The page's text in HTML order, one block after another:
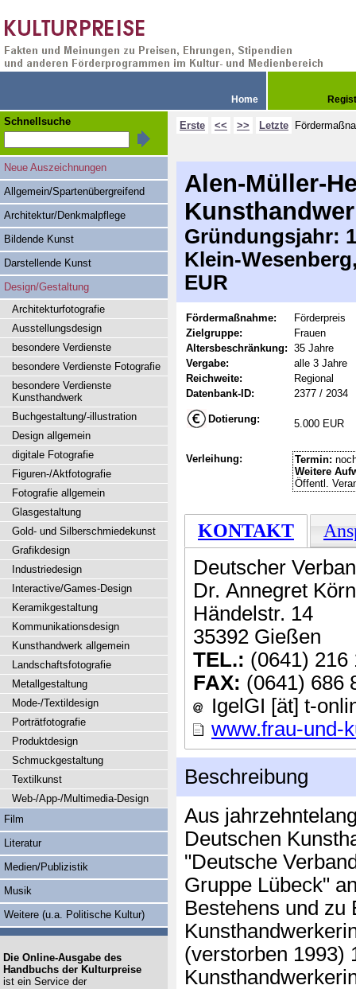
Home
Erste << >> Letzte
Alen-Müller-
Gründungsjahr:
Klein-
EUR
Fördermaßnahme:
Förderpreis
Zielgruppe:
Frauen
Altersbeschränkung: 35 Jahre
Vergabe:
alle 3 Jahre
Reichweite:
Regional
Datenbank-ID:
2377 / 2034
Dotierung: 5.000 EUR
Verleihung: Termin:
Weitere
Öffentl.
KONTAKT
Deutscher
Dr. Annegret
Händelstr. 14
35392 Gießen
TEL.: (0641) 216
FAX: (0641) 686
IgelGI [ät] t-
www.frau-und-
Beschreibung
Aus
Deutschen
"Deutsche
Gruppe Lübeck"
Bestehens und zu
(verstorben 1993)
Schnellsuche
Neue Auszeichnungen
Allgemein/Spartenübergreifend
Architektur/Denkmalpflege
Bildende Kunst
Darstellende Kunst
Design/Gestaltung
Architekturfotografie
Ausstellungsdesign
besondere Verdienste
besondere Verdienste Fotografie
besondere Verdienste
Kunsthandwerk
Buchgestaltung/-illustration
Design allgemein
digitale Fotografie
Figuren-/Aktfotografie
Fotografie allgemein
Glasgestaltung
Gold- und Silberschmiedekunst
Grafikdesign
Industriedesign
Interactive/Games-Design
Keramikgestaltung
Kommunikationsdesign
Kunsthandwerk allgemein
Landschaftsfotografie
Metallgestaltung
Mode-/Textildesign
Porträtfotografie
Produktdesign
Schmuckgestaltung
Textilkunst
Web-/App-/Multimedia-Design
Film
Literatur
Medien/Publizistik
Musik
Weitere (u.a. Politische Kultur)
Die Online-Ausgabe des
Handbuchs der Kulturpreise
ist ein Service der